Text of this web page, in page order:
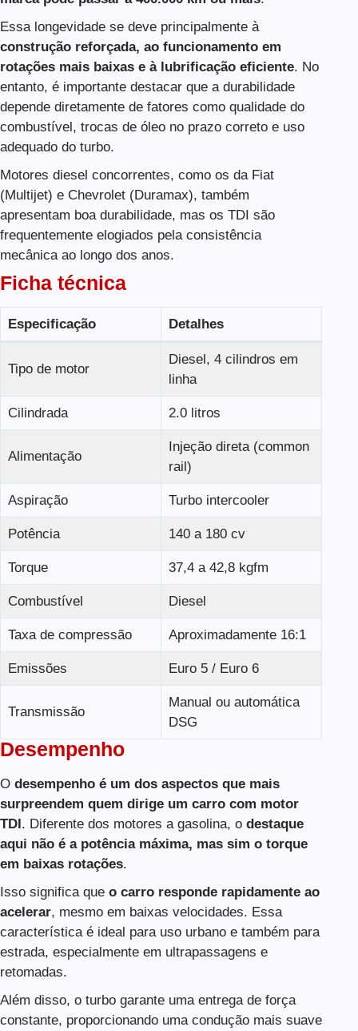
Essa longevidade se deve principalmente à
construção reforçada, ao funcionamento em
rotações mais baixas e à lubrificação eficiente. No
entanto, é importante destacar que a durabilidade
depende diretamente de fatores como qualidade do
combustível, trocas de óleo no prazo correto e uso
adequado do turbo.
Motores diesel concorrentes, como os da Fiat
(Multijet) e Chevrolet (Duramax), também
apresentam boa durabilidade, mas os TDI são
frequentemente elogiados pela consistência
mecânica ao longo dos anos.
Ficha técnica
Especificação Detalhes
Tipo de motor
Diesel, 4 cilindros em
linha
Cilindrada 2.0 litros
Alimentação
Injeção direta (common
rail)
Aspiração Turbo intercooler
Potência 140 a 180 cv
Torque 37,4 a 42,8 kgfm
Combustível Diesel
Taxa de compressão Aproximadamente 16:1
Emissões Euro 5 / Euro 6
Transmissão
Manual ou automática
DSG
Desempenho
O desempenho é um dos aspectos que mais
surpreendem quem dirige um carro com motor
TDI. Diferente dos motores a gasolina, o destaque
aqui não é a potência máxima, mas sim o torque
em baixas rotações.
Isso significa que o carro responde rapidamente ao
acelerar, mesmo em baixas velocidades. Essa
característica é ideal para uso urbano e também para
estrada, especialmente em ultrapassagens e
retomadas.
Além disso, o turbo garante uma entrega de força
constante, proporcionando uma condução mais suave